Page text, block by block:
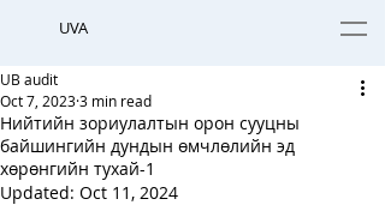
UVA
Нийтийн зориулалтын орон сууцны
байшингийн дундын өмчлөлийн эд
хөрөнгийн тухай-1
UB audit
Oct 7, 20233 min read
Updated: Oct 11, 2024